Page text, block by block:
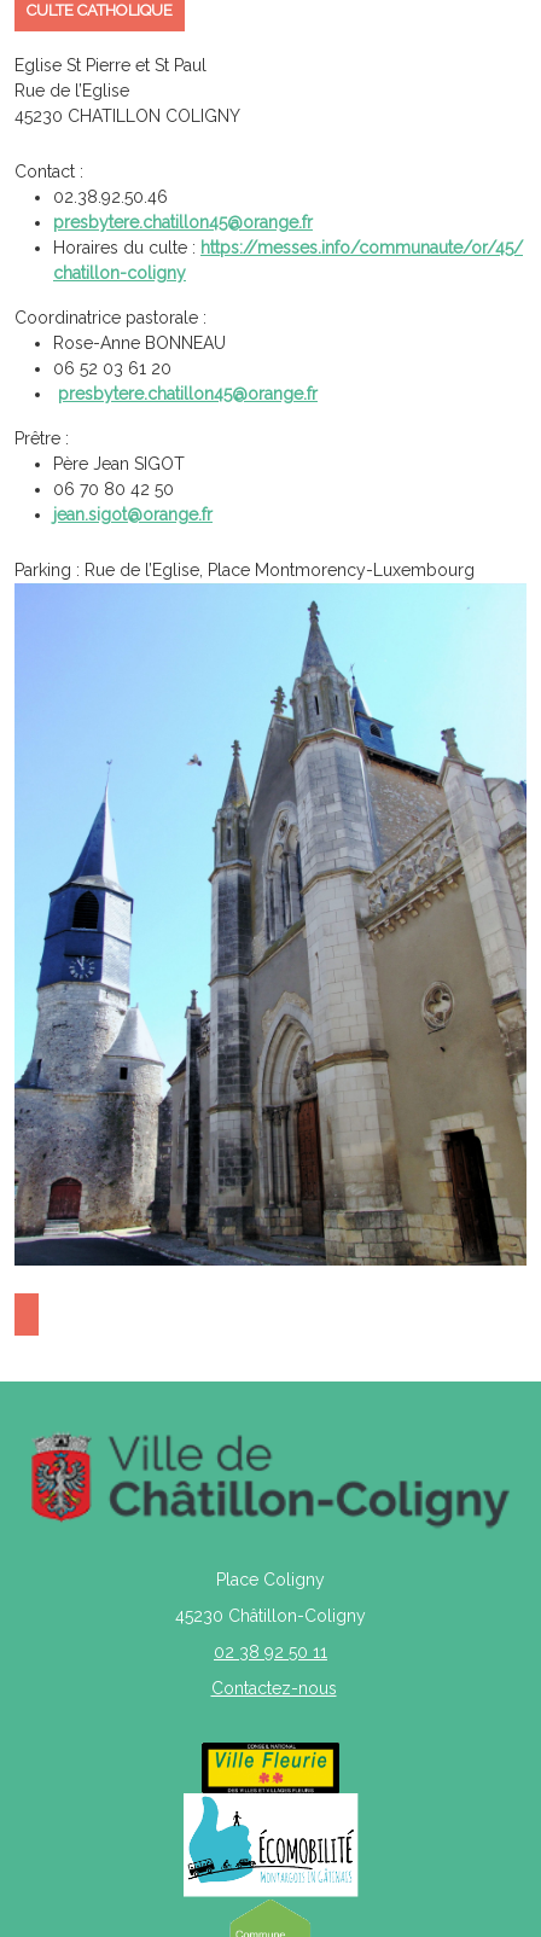
CULTE CATHOLIQUE
Eglise St Pierre et St Paul
Rue de l’Eglise
45230 CHATILLON COLIGNY
Contact :
02.38.92.50.46
presbytere.chatillon45@orange.fr
Horaires du culte : https://messes.info/communaute/or/45/
chatillon-coligny
Coordinatrice pastorale :
Rose-Anne BONNEAU
06 52 03 61 20
presbytere.chatillon45@orange.fr
Prêtre :
Père Jean SIGOT
06 70 80 42 50
jean.sigot@orange.fr
Parking : Rue de l’Eglise, Place Montmorency-Luxembourg
Place Coligny
45230 Châtillon-Coligny
02 38 92 50 11
Contactez-nous